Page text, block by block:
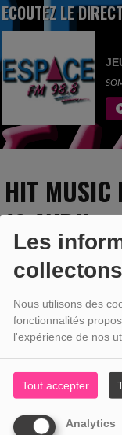
Les
collectons
Nous utilisons des
fonctionnalités
l'expérience de nos
Tout accepter
Analytics
ECOUTEZ LE
HIT MUSIC
13 AVRIL
13 AVRIL 2024 - 11:00 -